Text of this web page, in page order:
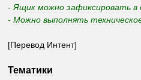
- Ящик можно зафиксировать в
- Можно выполнять
[Перевод Интент]
Тематики